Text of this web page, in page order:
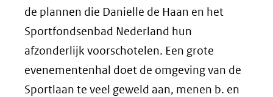
de plannen die Danielle de Haan en het
Sportfondsenbad Nederland hun
afzonderlijk voorschotelen. Een grote
evenementenhal doet de omgeving van de
Sportlaan te veel geweld aan, menen b. en